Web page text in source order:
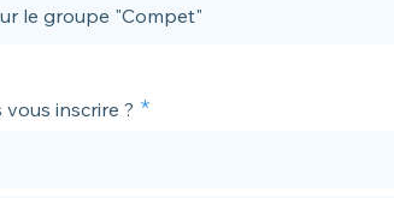
le groupe "Compet"
inscrire ?